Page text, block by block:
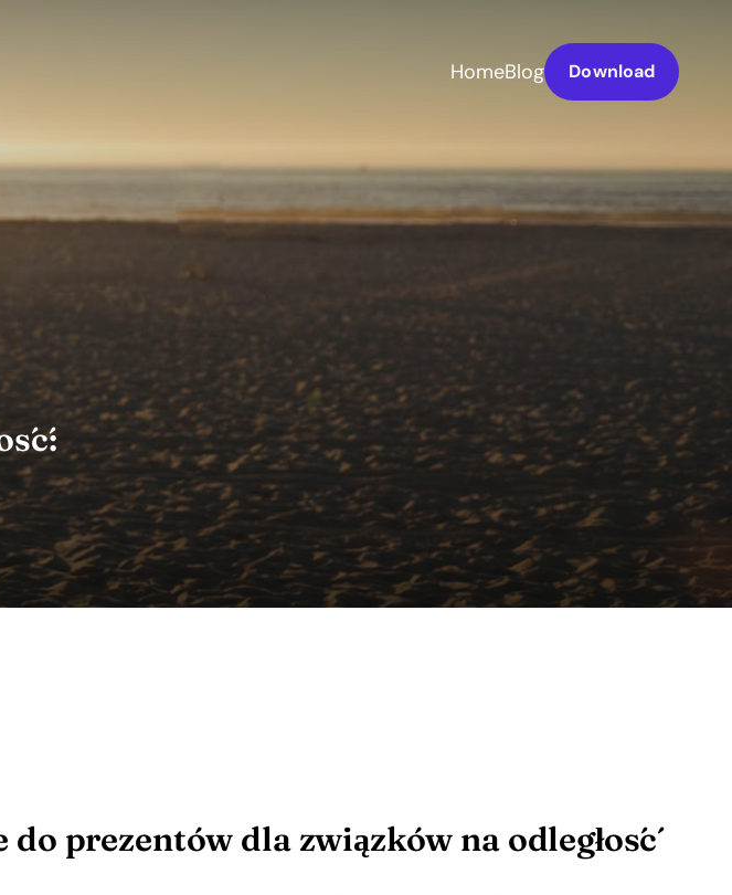
HomeBlog Download
prezentów dla związków na odległość